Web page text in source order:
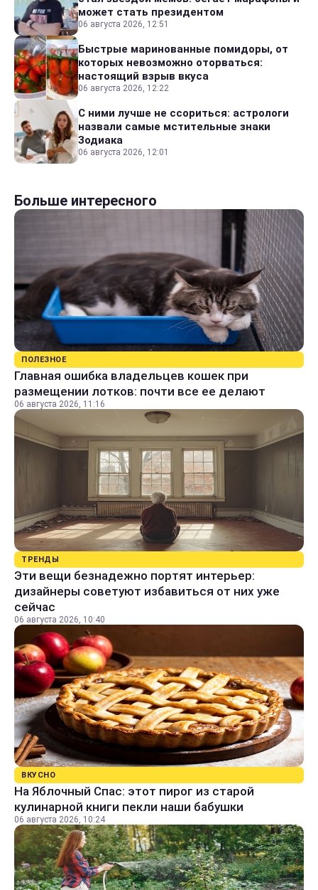
может стать президентом
06 августа 2026, 12:51
Быстрые маринованные помидоры, от
которых невозможно оторваться:
настоящий взрыв вкуса
06 августа 2026, 12:22
С ними лучше не ссориться: астрологи
назвали самые мстительные знаки
Зодиака
06 августа 2026, 12:01
Больше интересного
ПОЛЕЗНОЕ
Главная ошибка владельцев кошек при
размещении лотков: почти все ее делают
06 августа 2026, 11:16
ТРЕНДЫ
Эти вещи безнадежно портят интерьер:
дизайнеры советуют избавиться от них уже
сейчас
06 августа 2026, 10:40
ВКУСНО
На Яблочный Спас: этот пирог из старой
кулинарной книги пекли наши бабушки
06 августа 2026, 10:24